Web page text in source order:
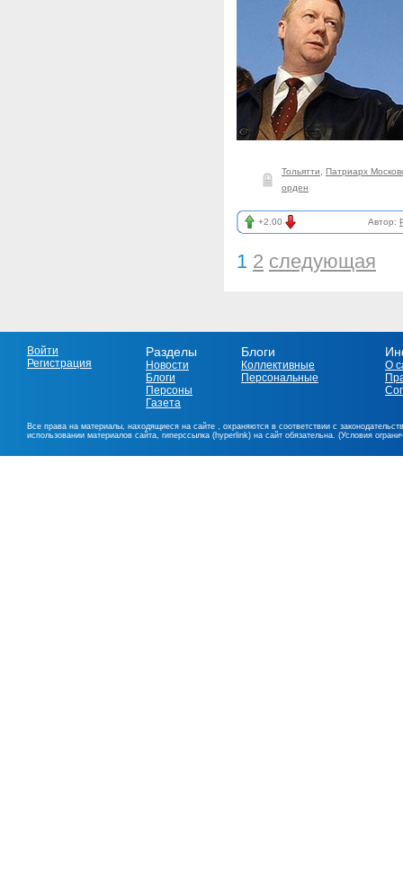
Тольятти
Патриарх
орден
+2.00 Автор:
1 2 следующая
Войти
Регистрация
Разделы
Новости
Блоги
Персоны
Газета
Блоги
Коллективные
Персональные
О
Все права на материалы, находящиеся на сайте , охраняются в соответствии с
использовании материалов сайта, гиперссылка (hyperlink) на сайт обязательна. (Условия